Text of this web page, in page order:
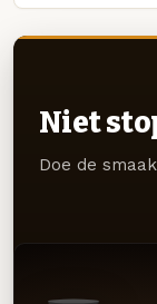
Niet
Doe de